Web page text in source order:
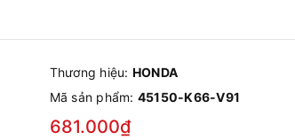
Thương hiệu: HONDA
Mã sản phẩm: 45150-K66-V91
681.000₫